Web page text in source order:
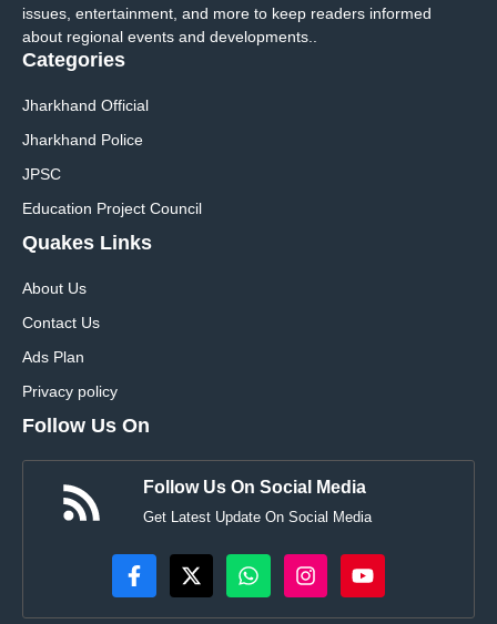
issues, entertainment, and more to keep readers informed
about regional events and developments..
Categories
Jharkhand Official
Jharkhand Police
JPSC
Education Project Council
Quakes Links
About Us
Contact Us
Ads Plan
Privacy policy
Follow Us On
Follow Us On Social Media
Get Latest Update On Social Media